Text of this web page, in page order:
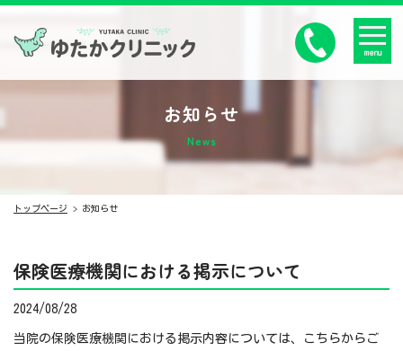
menu
お知らせ
News
トップページ お知らせ
保険医療機関における掲示について
2024/08/28
当院の保険医療機関における掲示内容については、こちらからご